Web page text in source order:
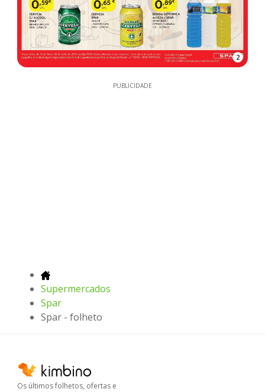
2
PUBLICIDADE
Supermercados
Spar
Spar - folheto
Os últimos folhetos, ofertas e